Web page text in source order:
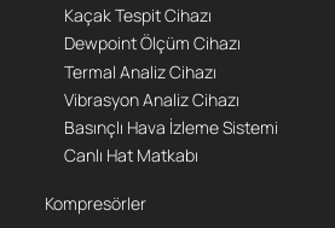
Kaçak Tespit Cihazı
Dewpoint Ölçüm Cihazı
Termal Analiz Cihazı
Vibrasyon Analiz Cihazı
Basınçlı Hava İzleme Sistemi
Canlı Hat Matkabı
Kompresörler